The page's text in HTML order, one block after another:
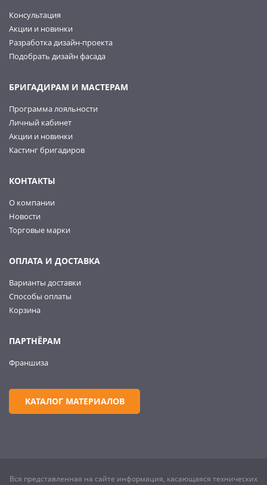
Консультация
Акции и новинки
Разработка дизайн-проекта
Подобрать дизайн фасада
БРИГАДИРАМ И МАСТЕРАМ
Программа лояльности
Личный кабинет
Акции и новинки
Кастинг бригадиров
КОНТАКТЫ
О компании
Новости
Торговые марки
ОПЛАТА И ДОСТАВКА
Варианты доставки
Способы оплаты
Корзина
ПАРТНЁРАМ
Франшиза
КАТАЛОГ МАТЕРИАЛОВ
Вся представленная на сайте информация, касающаяся технических